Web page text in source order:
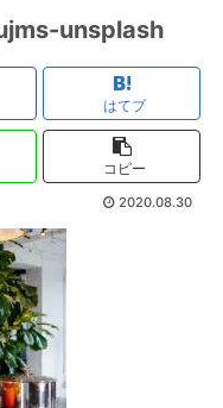
unsplash
はてブ
コピー
2020.08.30